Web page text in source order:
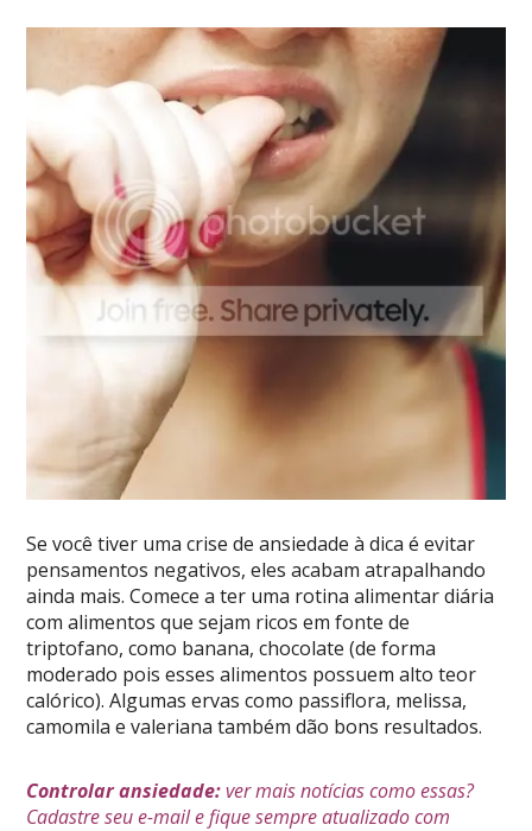
Se você tiver uma crise de ansiedade à dica é evitar
pensamentos negativos, eles acabam atrapalhando
ainda mais. Comece a ter uma rotina alimentar diária
com alimentos que sejam ricos em fonte de
triptofano, como banana, chocolate (de forma
moderado pois esses alimentos possuem alto teor
calórico). Algumas ervas como passiflora, melissa,
camomila e valeriana também dão bons resultados.
Controlar ansiedade:ver mais notícias como essas?
Cadastre seu e-mail e fique sempre atualizado com